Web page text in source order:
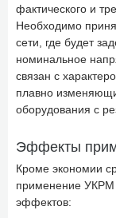
фактического и
Необходимо
сети, где будет
номинальное
связан с
плавно
оборудования с
Эффекты
Кроме экономии
применение УКРМ
эффектов: